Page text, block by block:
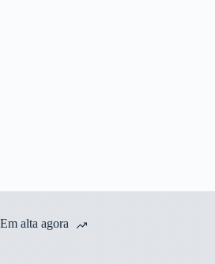
Em alta agora